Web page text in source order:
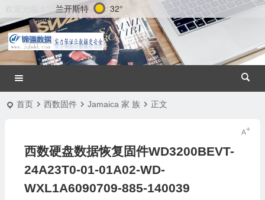
兰开斯特 32°
首页 西数固件 Jamaica 家 族 正文
西数硬盘数据恢复固件WD3200BEVT-
24A23T0-01-01A02-WD-
WXL1A6090709-885-140039